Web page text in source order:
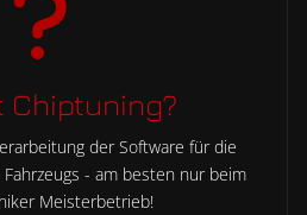
Chiptuning?
der Software für die
- am besten nur beim
Meisterbetrieb!